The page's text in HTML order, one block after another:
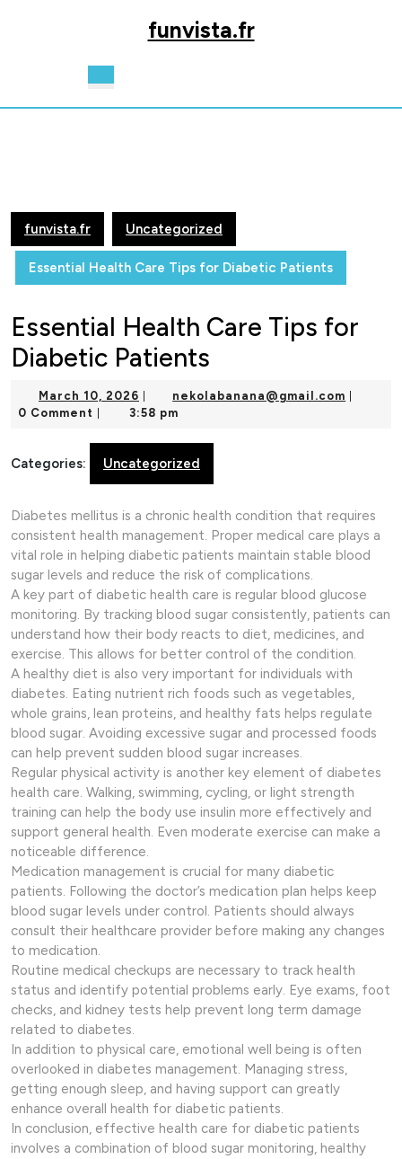
funvista.fr
funvista.fr Uncategorized
Essential Health Care Tips for Diabetic Patients
Essential Health Care Tips for
Diabetic Patients
March 10, 2026 March
10,
nekolabanana@gmail.com
0 Comment 3:58 pm
Categories: Uncategorized
Diabetes mellitus is a chronic health condition that requires
consistent health management. Proper medical care plays a
vital role in helping diabetic patients maintain stable blood
sugar levels and reduce the risk of complications.
A key part of diabetic health care is regular blood glucose
monitoring. By tracking blood sugar consistently, patients can
understand how their body reacts to diet, medicines, and
exercise. This allows for better control of the condition.
A healthy diet is also very important for individuals with
diabetes. Eating nutrient rich foods such as vegetables,
whole grains, lean proteins, and healthy fats helps regulate
blood sugar. Avoiding excessive sugar and processed foods
can help prevent sudden blood sugar increases.
Regular physical activity is another key element of diabetes
health care. Walking, swimming, cycling, or light strength
training can help the body use insulin more effectively and
support general health. Even moderate exercise can make a
noticeable difference.
Medication management is crucial for many diabetic
patients. Following the doctor’s medication plan helps keep
blood sugar levels under control. Patients should always
consult their healthcare provider before making any changes
to medication.
Routine medical checkups are necessary to track health
status and identify potential problems early. Eye exams, foot
checks, and kidney tests help prevent long term damage
related to diabetes.
In addition to physical care, emotional well being is often
overlooked in diabetes management. Managing stress,
getting enough sleep, and having support can greatly
enhance overall health for diabetic patients.
In conclusion, effective health care for diabetic patients
involves a combination of blood sugar monitoring, healthy